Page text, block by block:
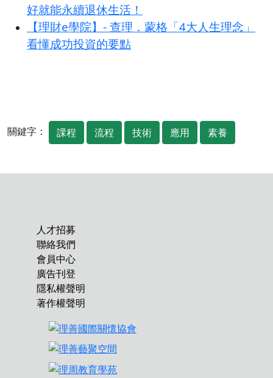
好就能永續退休生活！
【理財e學院】- 查理．蒙格「4大人生理念」
看懂成功投資的要點
關鍵字： 課程 流程 技術 應用 素養
人才招募
聯絡我們
會員中心
廣告刊登
隱私權聲明
著作權聲明